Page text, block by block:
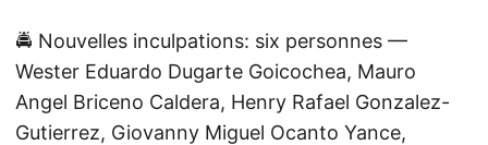
🚔 Nouvelles inculpations: six personnes —
Wester Eduardo Dugarte Goicochea, Mauro
Angel Briceno Caldera, Henry Rafael Gonzalez-
Gutierrez, Giovanny Miguel Ocanto Yance,